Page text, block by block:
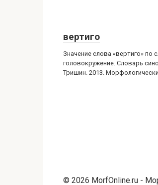
вертиго
Значение слова «вертиго» по
головокружение. Словарь
Тришин. 2013.
© 2026 MorfOnline.ru -